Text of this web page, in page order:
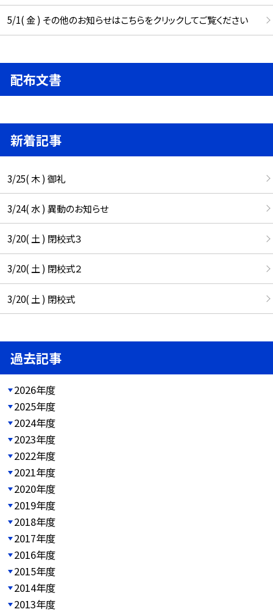
5/1( 金 ) その他のお知らせはこちらをクリックしてご覧ください
配布文書
新着記事
3/25( 木 ) 御礼
3/24( 水 ) 異動のお知らせ
3/20( 土 ) 閉校式３
3/20( 土 ) 閉校式２
3/20( 土 ) 閉校式
過去記事
2026年度
2025年度
2024年度
2023年度
2022年度
2021年度
2020年度
2019年度
2018年度
2017年度
2016年度
2015年度
2014年度
2013年度